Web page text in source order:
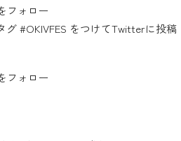
フォロー
#OKIVFES をつけてTwitterに投稿
フォロー